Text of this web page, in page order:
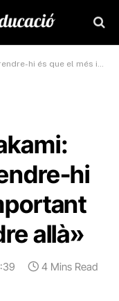
important no es pot aprendre allà”
hi
allà»
4 Mins Read